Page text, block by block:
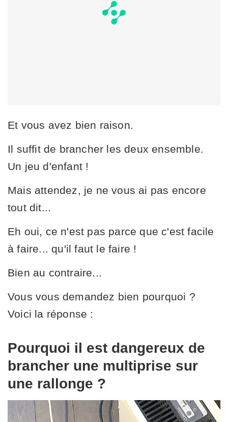
Et vous avez bien raison.
Il suffit de brancher les deux ensemble.
Un jeu d'enfant !
Mais attendez, je ne vous ai pas encore
tout dit...
Eh oui, ce n'est pas parce que c'est facile
à faire... qu'il faut le faire !
Bien au contraire...
Vous vous demandez bien pourquoi ?
Voici la réponse :
Pourquoi il est dangereux de
brancher une multiprise sur
une rallonge ?